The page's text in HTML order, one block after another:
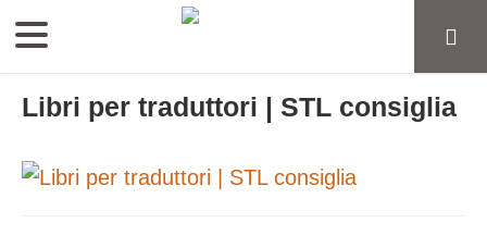
Libri per traduttori | STL consiglia